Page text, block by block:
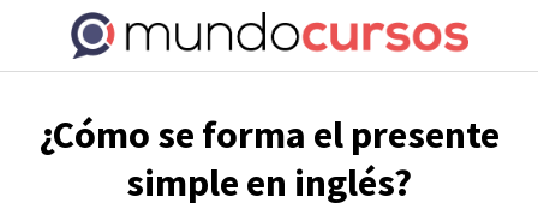
contenido
¿Cómo se forma el presente
simple en inglés?